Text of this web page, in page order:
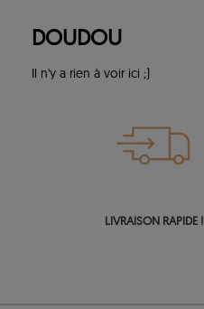
DOUDOU
Il n'y a rien à voir ici ;)
LIVRAISON RAPIDE !